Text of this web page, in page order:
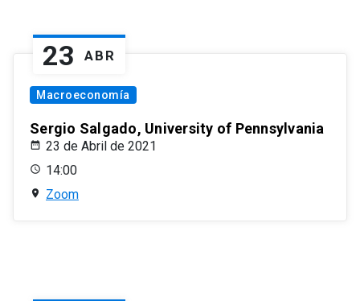
23 ABR
Macroeconomía
Sergio Salgado, University of Pennsylvania
23 de Abril de 2021
14:00
Zoom